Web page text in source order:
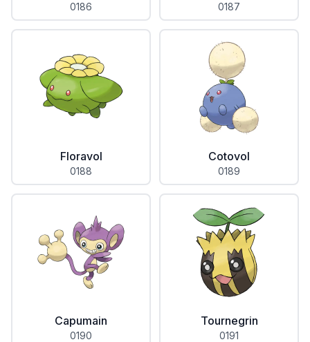
0186 0187
Floravol
0188
Cotovol
0189
Capumain
0190
Tournegrin
0191